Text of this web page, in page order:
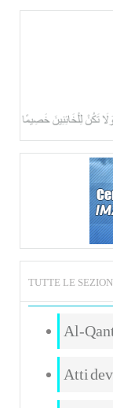
TUTTE LE
Al-
Atti